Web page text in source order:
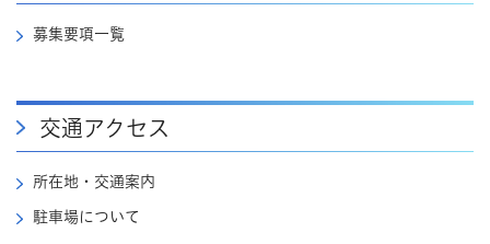
募集要項一覧
交通アクセス
所在地・交通案内
駐車場について